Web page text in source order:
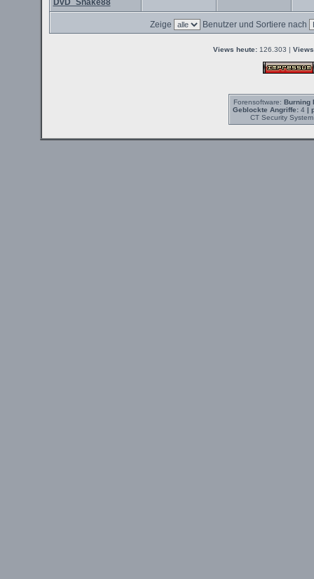
DvD_Snake88
Zeige Benutzer und Sortiere nach
Views heute: 126.303 |
Forensoftware: Burning
Geblockte Angriffe:4 |
CT Security